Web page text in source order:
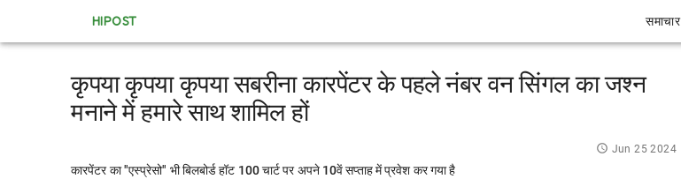
HIPOST समाचार
कृपया कृपया कृपया सबरीना कारपेंटर के पहले नंबर वन सिंगल का जश्न
मनाने में हमारे साथ शामिल हों
Jun 25 2024
कारपेंटर का "एस्प्रेसो" भी बिलबोर्ड हॉट 100 चार्ट पर अपने 10वें सप्ताह में प्रवेश कर गया है